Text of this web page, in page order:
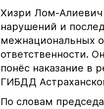
Хизри Лом-Алиевич
нарушений и
межнациональных
ответственности.
понёс наказание в
ГИБДД
По словам